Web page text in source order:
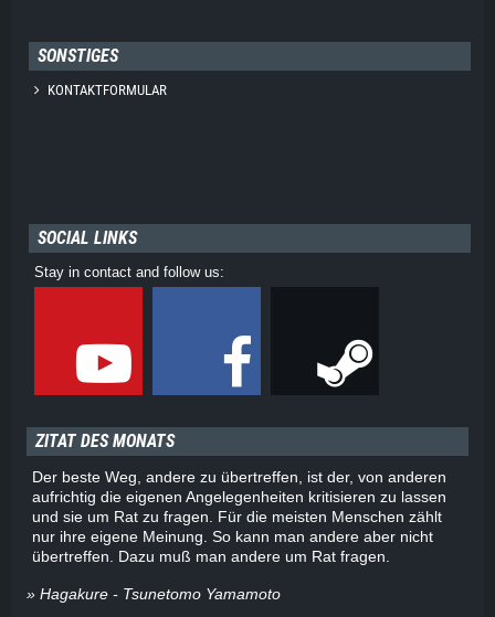
SONSTIGES
KONTAKTFORMULAR
SOCIAL LINKS
Stay in contact and follow us:
ZITAT DES MONATS
Der beste Weg, andere zu übertreffen, ist der, von anderen
aufrichtig die eigenen Angelegenheiten kritisieren zu lassen
und sie um Rat zu fragen. Für die meisten Menschen zählt
nur ihre eigene Meinung. So kann man andere aber nicht
übertreffen. Dazu muß man andere um Rat fragen.
» Hagakure - Tsunetomo Yamamoto